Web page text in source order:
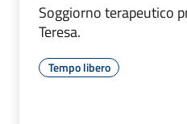
Soggiorno terapeutico
Teresa.
Tempo libero